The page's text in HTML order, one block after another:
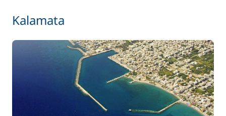
—
Incluido en el precio
—
Generador Incluido en el precio
—
Kalamata